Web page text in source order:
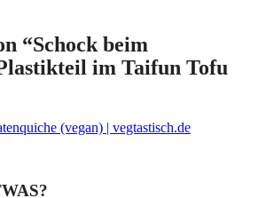
“Schock beim
im Taifun Tofu
(vegan) | vegtastisch.de